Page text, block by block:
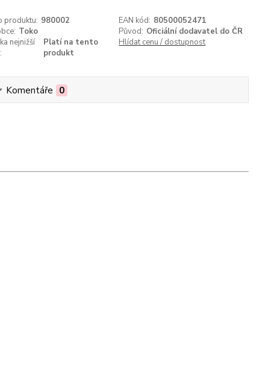
produktu: 980002 EAN kód: 80500052471
Toko Původ: Oficiální dodavatel do ČR
nejnižší
Platí na tento
produkt
Hlídat cenu / dostupnost
Komentáře 0